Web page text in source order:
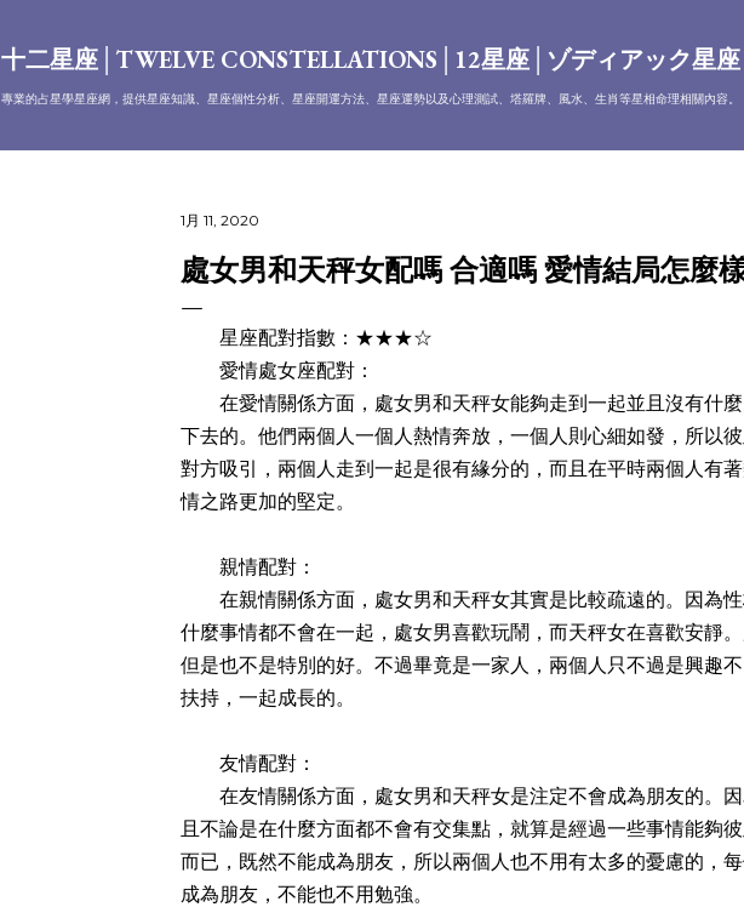
十二星座│TWELVE CONSTELLATIONS│12星座│ゾディアック星
專業的占星學星座網，提供星座知識、星座個性分析、星座開運方法、星座運勢以及心理測試、塔羅牌、風水、生肖等星相命理相關內容。
1月 11, 2020
處女男和天秤女配嗎 合適嗎 愛情結局怎麼
星座配對指數：★★★☆
愛情處女座配對：
在愛情關係方面，處女男和天秤女能夠走到一起並且沒有什
下去的。他們兩個人一個人熱情奔放，一個人則心細如發，所以
對方吸引，兩個人走到一起是很有緣分的，而且在平時兩個人有
情之路更加的堅定。
親情配對：
在親情關係方面，處女男和天秤女其實是比較疏遠的。因為
什麼事情都不會在一起，處女男喜歡玩鬧，而天秤女在喜歡安靜
但是也不是特別的好。不過畢竟是一家人，兩個人只不過是興趣
扶持，一起成長的。
友情配對：
在友情關係方面，處女男和天秤女是注定不會成為朋友的。
且不論是在什麼方面都不會有交集點，就算是經過一些事情能夠
而已，既然不能成為朋友，所以兩個人也不用有太多的憂慮的，
成為朋友，不能也不用勉強。